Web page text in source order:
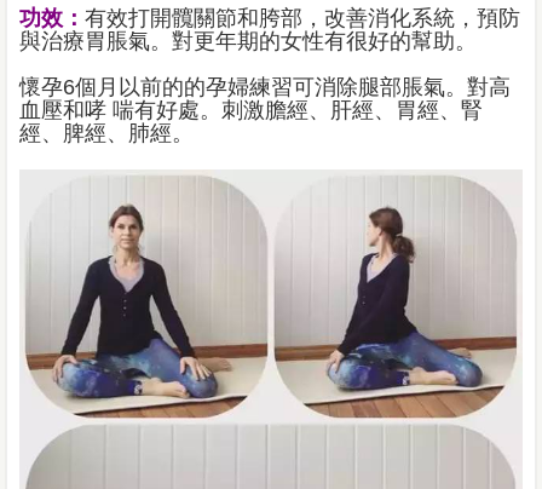
功效： 有效打開髖關節和胯部，改善消化系統，預防
與治療胃脹氣。對更年期的女性有很好的幫助。
懷孕6個月以前的的孕婦練習可消除腿部脹氣。對高
血壓和哮 喘有好處。刺激膽經、肝經、胃經、腎
經、脾經、肺經。